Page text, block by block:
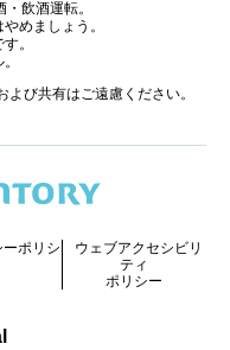
飲酒運転。
めましょう。
。
び共有はご遠慮ください。
ポリシ
ウェブアクセシビリ
ティ
ポリシー
新しいウィンドウで開く